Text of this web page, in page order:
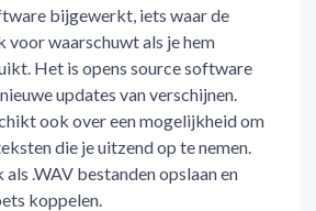
bijgewerkt, iets waar de
waarschuwt als je hem
Het is opens source software
updates van verschijnen.
ook over een mogelijkheid om
die je uitzend op te nemen.
als .WAV bestanden opslaan en
koppelen.